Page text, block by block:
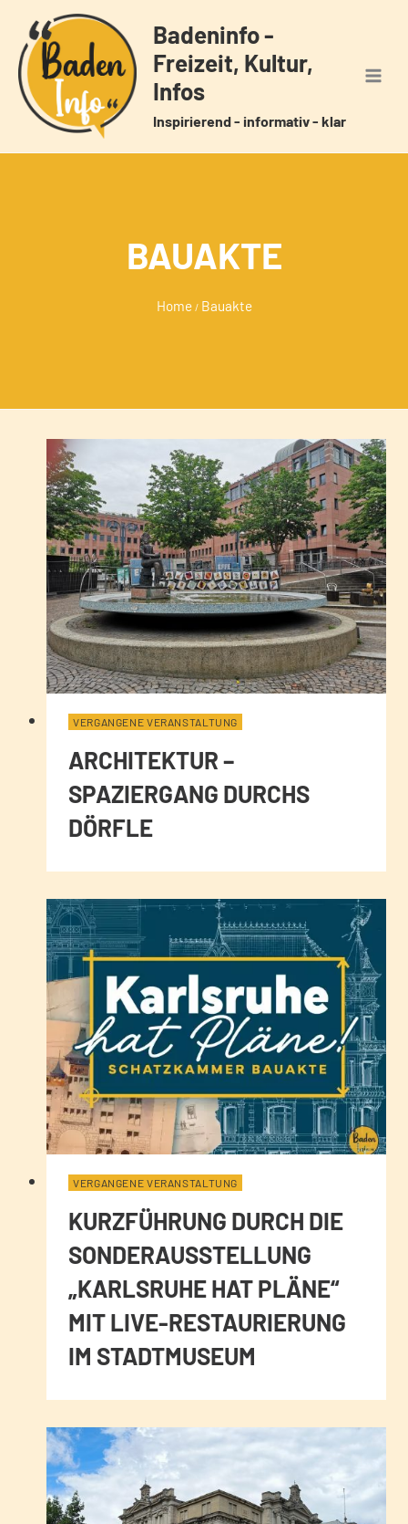
Inhalt
springen
Badeninfo -
Freizeit, Kultur,
Infos
Inspirierend - informativ - klar
BAUAKTE
Home / Bauakte
VERGANGENE VERANSTALTUNG
ARCHITEKTUR –
SPAZIERGANG DURCHS
DÖRFLE
VERGANGENE VERANSTALTUNG
KURZFÜHRUNG DURCH DIE
SONDERAUSSTELLUNG
„KARLSRUHE HAT PLÄNE“
MIT LIVE-RESTAURIERUNG
IM STADTMUSEUM